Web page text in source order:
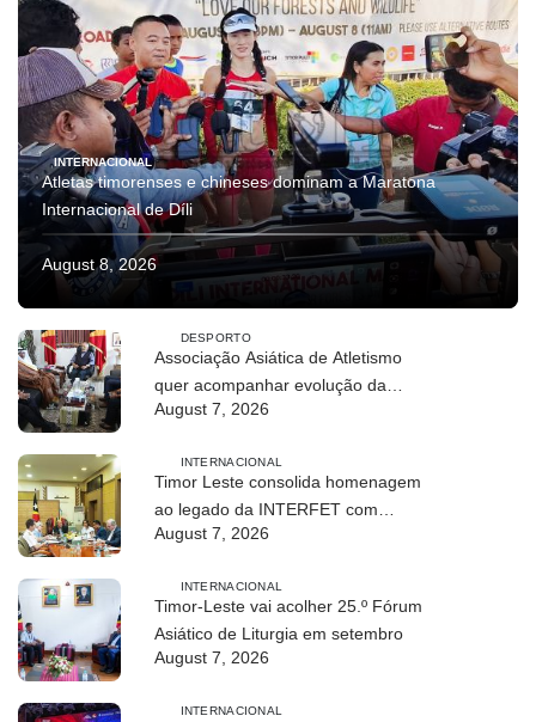
INTERNACIONAL
Atletas timorenses e chineses dominam a Maratona
Internacional de Díli
August 8, 2026
DESPORTO
Associação Asiática de Atletismo
quer acompanhar evolução da
modalidade em Timor Leste
August 7, 2026
INTERNACIONAL
Timor Leste consolida homenagem
ao legado da INTERFET com
avanço de memorial
August 7, 2026
INTERNACIONAL
Timor-Leste vai acolher 25.º Fórum
Asiático de Liturgia em setembro
August 7, 2026
INTERNACIONAL